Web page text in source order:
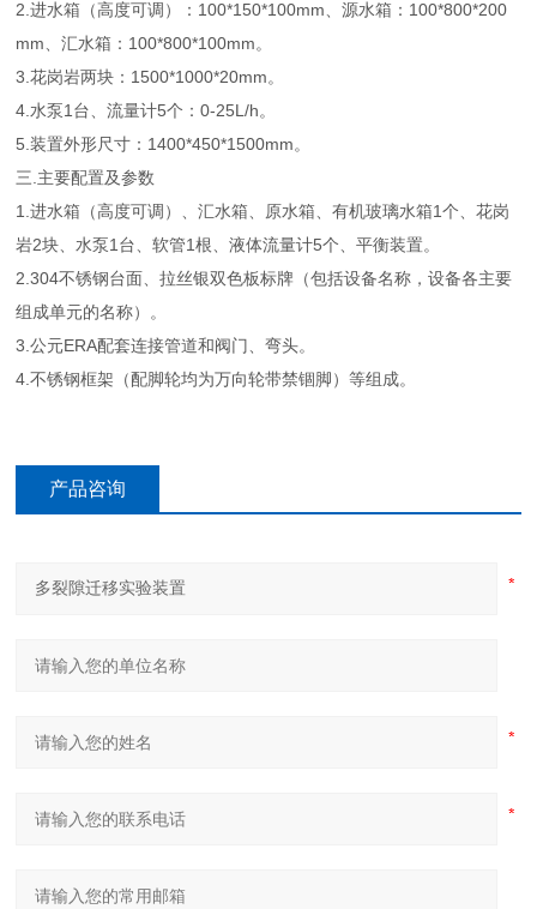
2.进水箱（高度可调）：100*150*100mm、源水箱：100*800*200
mm、汇水箱：100*800*100mm。
3.花岗岩两块：1500*1000*20mm。
4.水泵1台、流量计5个：0-25L/h。
5.装置外形尺寸：1400*450*1500mm。
三.主要配置及参数
1.进水箱（高度可调）、汇水箱、原水箱、有机玻璃水箱1个、花岗
岩2块、水泵1台、软管1根、液体流量计5个、平衡装置。
2.304不锈钢台面、拉丝银双色板标牌（包括设备名称，设备各主要
组成单元的名称）。
3.公元ERA配套连接管道和阀门、弯头。
4.不锈钢框架（配脚轮均为万向轮带禁锢脚）等组成。
产品咨询